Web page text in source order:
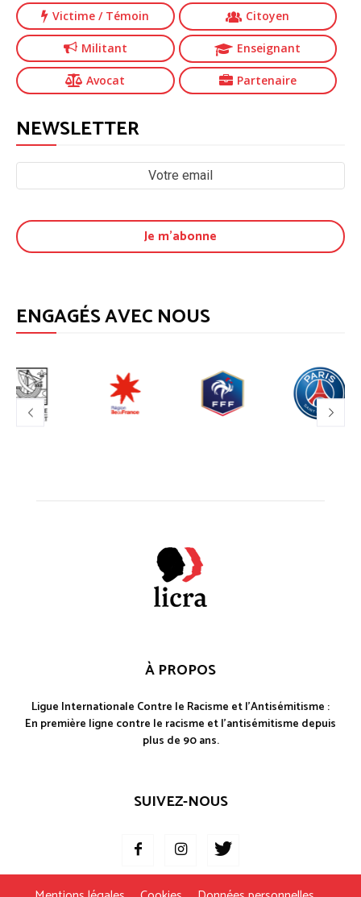
Victime/ Témoin Citoyen
Militant Enseignant
Avocat Partenaire
NEWSLETTER
ENGAGÉS AVEC NOUS
À PROPOS
Ligue Internationale Contre le Racisme et l'Antisémitisme :
En première ligne contre le racisme et l'antisémitisme depuis
plus de 90 ans.
SUIVEZ-NOUS